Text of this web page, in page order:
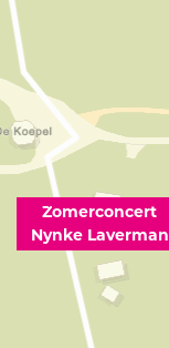
Zomerconcert
Nynke Laverman